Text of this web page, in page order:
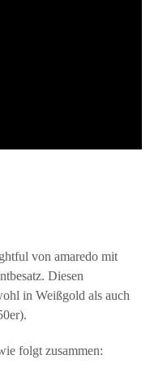
von amaredo mit
Diesen
in Weißgold als auch
folgt zusammen: